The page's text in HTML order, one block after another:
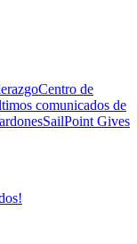
Centro de
comunicados de
SailPoint Gives